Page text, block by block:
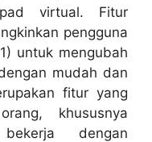
virtual. Fitur
pengguna
untuk mengubah
mudah dan
fitur yang
khususnya
dengan